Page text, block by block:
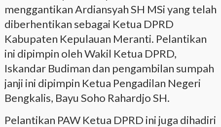
menggantikan Ardiansyah SH MSi yang telah
diberhentikan sebagai Ketua DPRD
Kabupaten Kepulauan Meranti. Pelantikan
ini dipimpin oleh Wakil Ketua DPRD,
Iskandar Budiman dan pengambilan sumpah
janji ini dipimpin Ketua Pengadilan Negeri
Bengkalis, Bayu Soho Rahardjo SH.
Pelantikan PAW Ketua DPRD ini juga dihadiri